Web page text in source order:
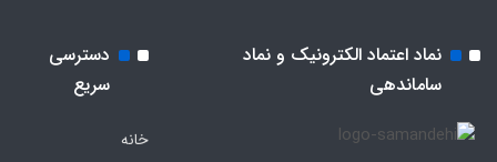
نماد اعتماد الکترونیک و نماد
ساماندهی
دسترسی
سریع
خانه